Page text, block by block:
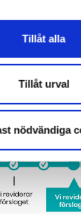
Tillåt alla
Tillåt urval
nödvändiga
kraft